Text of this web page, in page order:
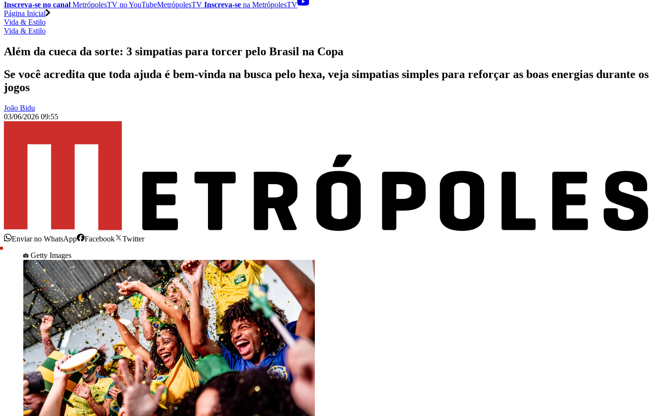
Inscreva-se no canal MetrópolesTV noYouTubeMetrópolesTV Inscreva-se na MetrópolesTV
Página Inicial
Vida & Estilo
Vida & Estilo
Além da cueca da sorte: 3 simpatias para torcer pelo Brasil na Copa
Se você acredita que toda ajuda é bem-vinda na busca pelo hexa, veja simpatias simples para reforçar as boas energias durante os
jogos
João Bidu
03/06/2026 09:55
Enviar no WhatsApp Facebook
Twitter
Getty Images